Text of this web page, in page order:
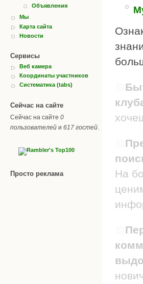
Объявления
Мы
Карта сайта
Новости
Сервисы
Веб камера
Координаты участников
Систематика (tabs)
Сейчас на сайте
Сейчас на сайте 0
пользователей и 617 гостей.
Просто реклама
На